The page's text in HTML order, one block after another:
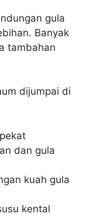
gula
Banyak
tambahan
dijumpai di
dan gula
kuah gula
kental